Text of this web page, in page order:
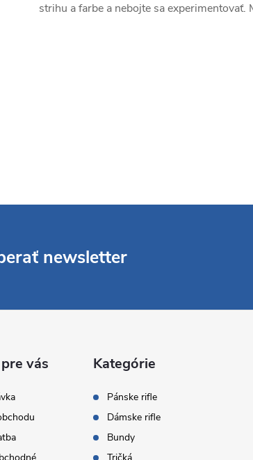
strihu a farbe a nebojte sa
newsletter
vás Kategórie
Pánske rifle
Dámske rifle
Bundy